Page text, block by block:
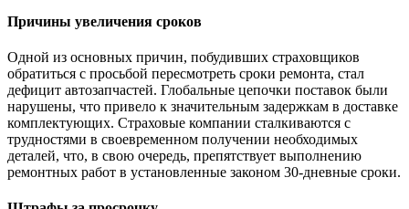
Причины увеличения сроков
Одной из основных причин, побудивших страховщиков
обратиться с просьбой пересмотреть сроки ремонта, стал
дефицит автозапчастей. Глобальные цепочки поставок были
нарушены, что привело к значительным задержкам в доставке
комплектующих. Страховые компании сталкиваются с
трудностями в своевременном получении необходимых
деталей, что, в свою очередь, препятствует выполнению
ремонтных работ в установленные законом 30-дневные сроки.